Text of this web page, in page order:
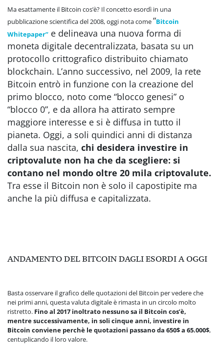
Ma esattamente il Bitcoin cos’è? Il concetto esordì in una
pubblicazione scientifica del 2008, oggi nota come“Bitcoin
Whitepaper” e delineava una nuova forma di
moneta digitale decentralizzata, basata su un
protocollo crittografico distribuito chiamato
blockchain. L’anno successivo, nel 2009, la rete
Bitcoin entrò in funzione con la creazione del
primo blocco, noto come “blocco genesi” o
“blocco 0”, e da allora ha attirato sempre
maggiore interesse e si è diffusa in tutto il
pianeta. Oggi, a soli quindici anni di distanza
dalla sua nascita, chi desidera investire in
criptovalute non ha che da scegliere: si
contano nel mondo oltre 20 mila criptovalute.
Tra esse il Bitcoin non è solo il capostipite ma
anche la più diffusa e capitalizzata.
ANDAMENTO DEL BITCOIN DAGLI ESORDI A OGGI
Basta osservare il grafico delle quotazioni del Bitcoin per vedere che
nei primi anni, questa valuta digitale è rimasta in un circolo molto
ristretto. Fino al 2017 inoltrato nessuno sa il Bitcoin cos’è,
mentre successivamente, in soli cinque anni, investire in
Bitcoin conviene perchè le quotazioni passano da 650$ a 65.000$,
centuplicando il loro valore.